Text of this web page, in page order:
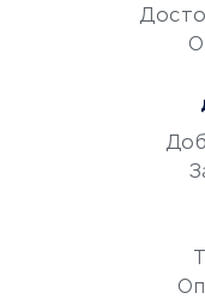
Юридические
Бухгалтерия